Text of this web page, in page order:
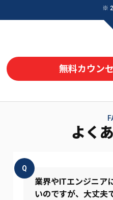
※
無料カウン
よく
Q
業界やITエンジニア
いのですが、大丈夫